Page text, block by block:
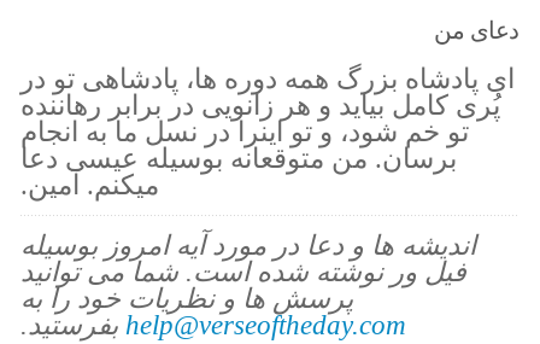
دعای من
ای پادشاه بزرگ همه دوره ها، پادشاهی تو در
پُری کامل بیاید و هر زانویی در برابر رهاننده
تو خم شود، و تو اینرا در نسل ما به انجام
برسان. من متوقعانه بوسیله عیسی دعا
میکنم. آمین.
اندیشه ها و دعا در مورد آیه امروز بوسیله
فیل ور نوشته شده است. شما می توانید
پرسش ها و نظریات خود را به
help@verseoftheday.com بفرستید.